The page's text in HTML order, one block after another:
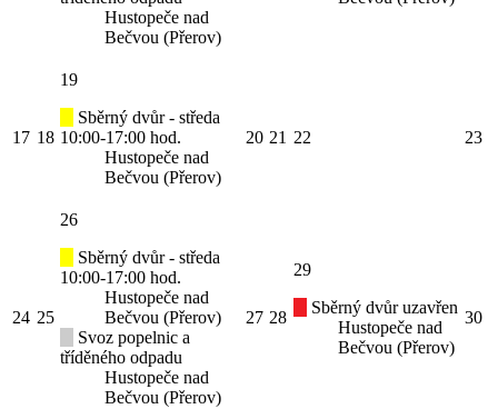
Hustopeče nad
Bečvou (Přerov)
17 18
19
Sběrný dvůr - středa
10:00-17:00 hod.
Hustopeče nad
Bečvou (Přerov)
20 21 22 23
24 25
26
Sběrný dvůr - středa
10:00-17:00 hod.
Hustopeče nad
Bečvou (Přerov)
Svoz popelnic a
tříděného odpadu
Hustopeče nad
Bečvou (Přerov)
27 28
29
Sběrný dvůr uzavřen
Hustopeče nad
Bečvou (Přerov)
30